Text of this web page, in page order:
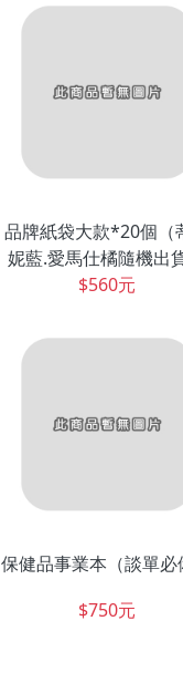
品牌紙袋大款*20個（
妮藍.愛馬仕橘隨機出貨
$560元
保健品事業本（談單必
$750元